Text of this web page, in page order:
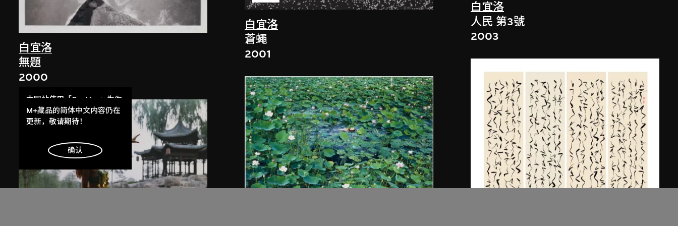
白宜洛
無題
2000
白宜洛
蒼蠅
2001
白宜洛
人民 第3號
2003
本网站使用「Cookies」为你
提供最好的网站体验。
了解更多
明白
M+藏品的简体中文内容仍在
更新，敬请期待！
确认